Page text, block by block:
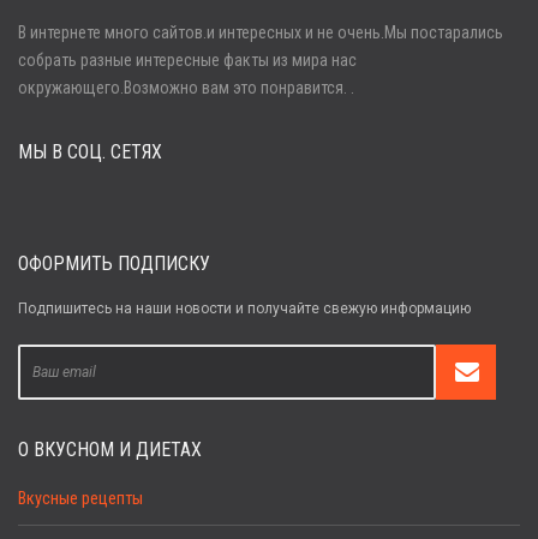
Войти
Забыли пароль?
В интернете много сайтов.и интересных и не очень.Мы постарались
собрать разные интересные факты из мира нас
окружающего.Возможно вам это понравится. .
МЫ В СОЦ. СЕТЯХ
ОФОРМИТЬ ПОДПИСКУ
Подпишитесь на наши новости и получайте свежую информацию
О ВКУСНОМ И ДИЕТАХ
Вкусные рецепты